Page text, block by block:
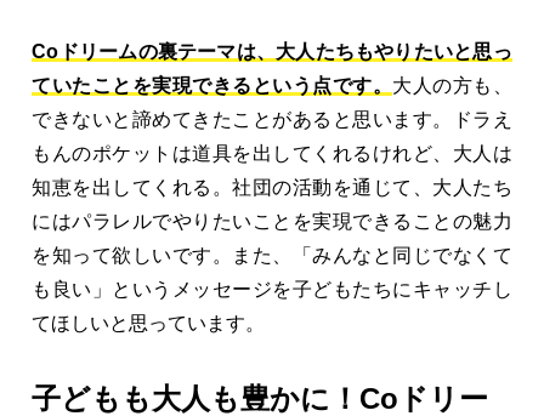
Coドリームの裏テーマは、大人たちもやりたいと思っ
ていたことを実現できるという点です。 大人の方も、
できないと諦めてきたことがあると思います。ドラえ
もんのポケットは道具を出してくれるけれど、大人は
知恵を出してくれる。社団の活動を通じて、大人たち
にはパラレルでやりたいことを実現できることの魅力
を知って欲しいです。また、「みんなと同じでなくて
も良い」というメッセージを子どもたちにキャッチし
てほしいと思っています。
子どもも大人も豊かに！Coドリー